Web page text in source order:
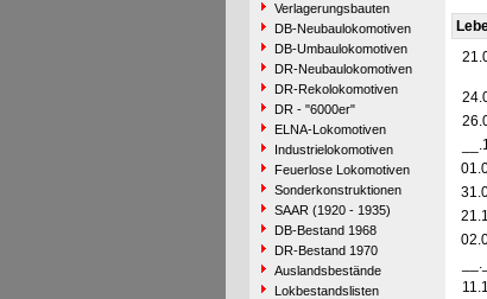
Verlagerungsbauten
DB-Neubaulokomotiven
DB-Umbaulokomotiven
DR-Neubaulokomotiven
DR-Rekolokomotiven
DR - "6000er"
ELNA-Lokomotiven
Industrielokomotiven
Feuerlose Lokomotiven
Sonderkonstruktionen
SAAR (1920 - 1935)
DB-Bestand 1968
DR-Bestand 1970
Auslandsbestände
Lokbestandslisten